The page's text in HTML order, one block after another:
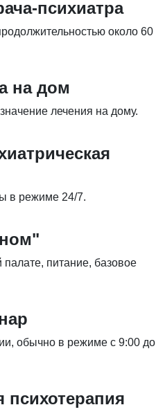
психиатра
около 60
на дом
лечения на дому.
в режиме 24/7.
питание, базовое
обычно в режиме с 9:00 до
психотерапия